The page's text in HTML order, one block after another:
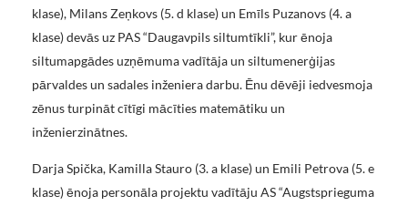
klase), Milans Zeņkovs (5. d klase) un Emīls Puzanovs (4. a
klase) devās uz PAS “Daugavpils siltumtīkli”, kur ēnoja
siltumapgādes uzņēmuma vadītāja un siltumenerģijas
pārvaldes un sadales inženiera darbu. Ēnu dēvēji iedvesmoja
zēnus turpināt cītīgi mācīties matemātiku un
inženierzinātnes.
Darja Spička, Kamilla Stauro (3. a klase) un Emili Petrova (5. e
klase) ēnoja personāla projektu vadītāju AS “Augstsprieguma